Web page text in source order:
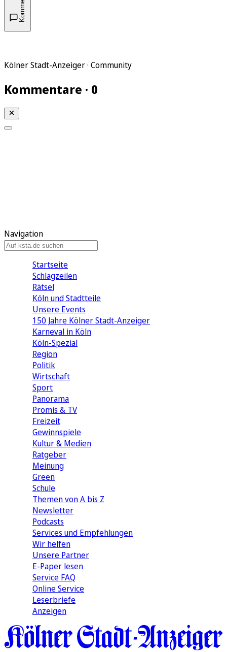
Kölner Stadt-Anzeiger · Community
Kommentare · 0
Navigation
Startseite
Schlagzeilen
Rätsel
Köln und Stadtteile
Unsere Events
150 Jahre Kölner Stadt-Anzeiger
Karneval in Köln
Köln-Spezial
Region
Politik
Wirtschaft
Sport
Panorama
Promis & TV
Freizeit
Gewinnspiele
Kultur & Medien
Ratgeber
Meinung
Green
Schule
Themen von A bis Z
Newsletter
Podcasts
Services und Empfehlungen
Wir helfen
Unsere Partner
E-Paper lesen
Service FAQ
Online Service
Leserbriefe
Anzeigen